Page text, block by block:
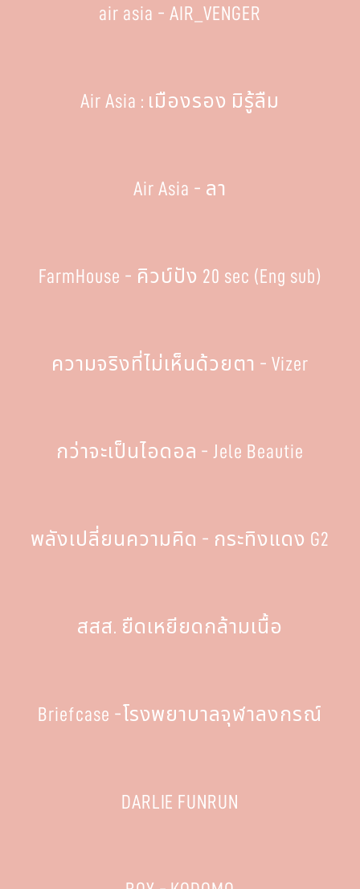
air asia - AIR_VENGER
Air Asia : เมืองรอง มิรู้ลืม
Air Asia - ลา
FarmHouse - คิวบ์ปัง 20 sec (Eng sub)
ความจริงที่ไม่เห็นด้วยตา - Vizer
กว่าจะเป็นไอดอล - Jele Beautie
พลังเปลี่ยนความคิด - กระทิงแดง G2
สสส. ยืดเหยียดกล้ามเนื้อ
Briefcase -โรงพยาบาลจุฬาลงกรณ์
DARLIE FUNRUN